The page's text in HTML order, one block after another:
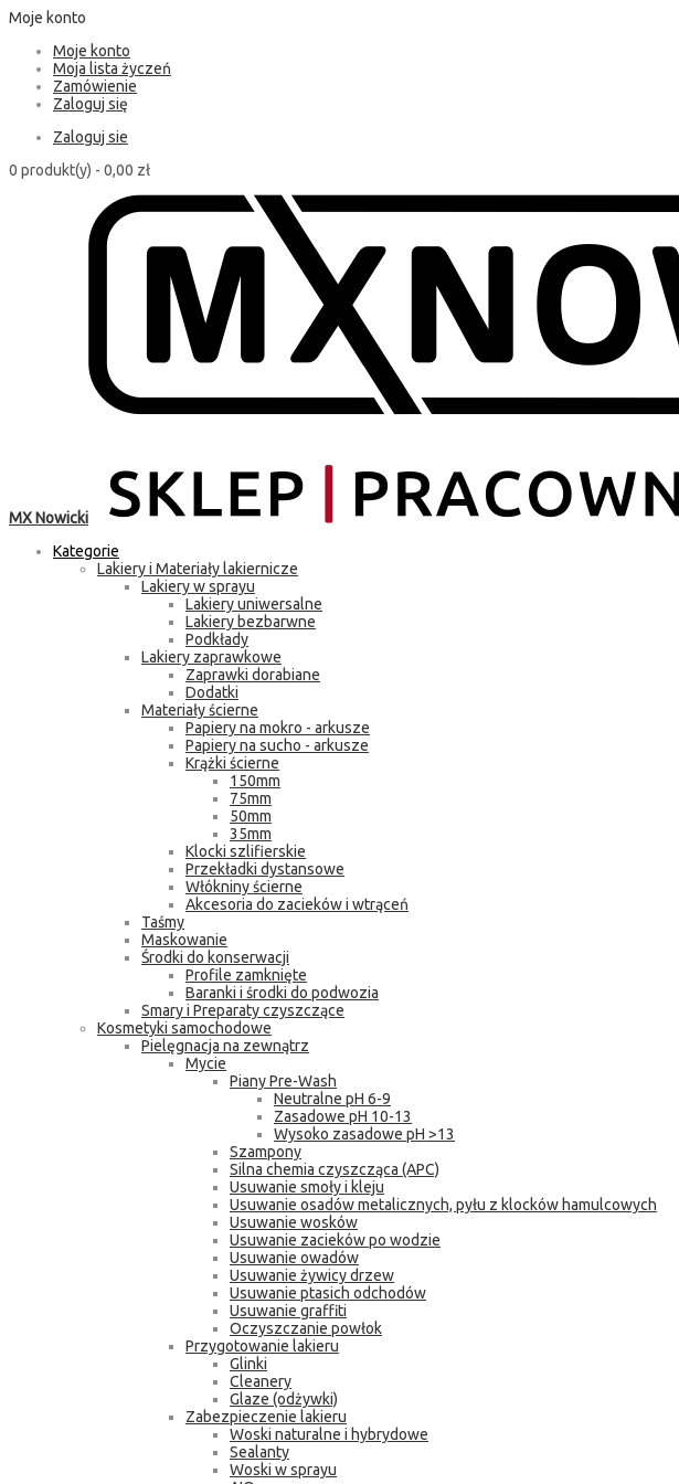
Moje konto
Moje konto
Moja lista życzeń
Zamówienie
Zaloguj się
Zaloguj sie
0 produkt(y) - 0,00 zł
MX Nowicki
Kategorie
Lakiery i Materiały lakiernicze
Lakiery w sprayu
Lakiery uniwersalne
Lakiery bezbarwne
Podkłady
Lakiery zaprawkowe
Zaprawki dorabiane
Dodatki
Materiały ścierne
Papiery na mokro - arkusze
Papiery na sucho - arkusze
Krążki ścierne
150mm
75mm
50mm
35mm
Klocki szlifierskie
Przekładki dystansowe
Włókniny ścierne
Akcesoria do zacieków i wtrąceń
Taśmy
Maskowanie
Środki do konserwacji
Profile zamknięte
Baranki i środki do podwozia
Smary i Preparaty czyszczące
Kosmetyki samochodowe
Pielęgnacja na zewnątrz
Mycie
Piany Pre-Wash
Neutralne pH 6-9
Zasadowe pH 10-13
Wysoko zasadowe pH >13
Szampony
Silna chemia czyszcząca (APC)
Usuwanie smoły i kleju
Usuwanie osadów metalicznych, pyłu z klocków hamulcowych
Usuwanie wosków
Usuwanie zacieków po wodzie
Usuwanie owadów
Usuwanie żywicy drzew
Usuwanie ptasich odchodów
Usuwanie graffiti
Oczyszczanie powłok
Przygotowanie lakieru
Glinki
Cleanery
Glaze (odżywki)
Zabezpieczenie lakieru
Woski naturalne i hybrydowe
Sealanty
Woski w sprayu